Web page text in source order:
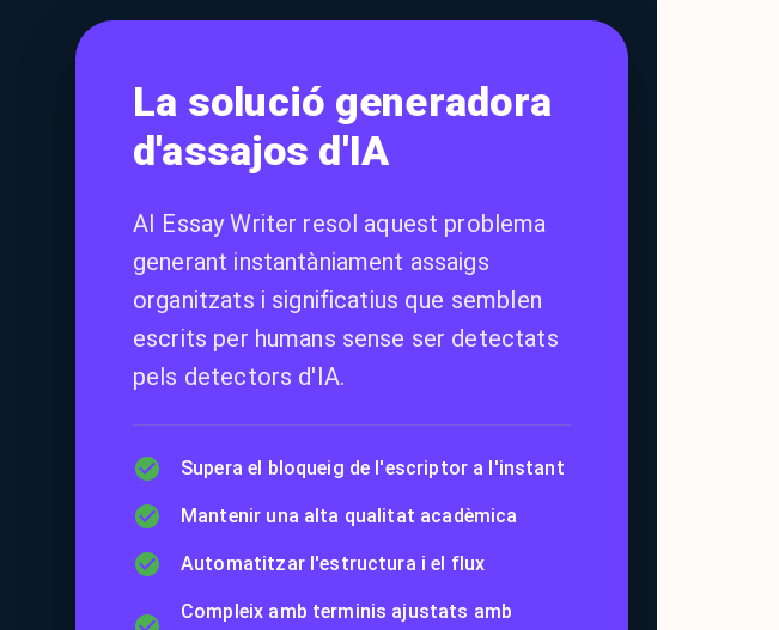
La solució generadora
d'assajos d'IA
AI Essay Writer resol aquest problema
generant instantàniament assaigs
organitzats i significatius que semblen
escrits per humans sense ser detectats
pels detectors d'IA.
Supera el bloqueig de l'escriptor a l'instant
Mantenir una alta qualitat acadèmica
Automatitzar l'estructura i el flux
Compleix amb terminis ajustats amb